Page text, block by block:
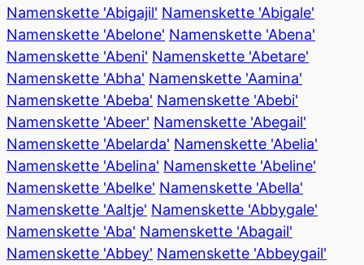
Namenskette 'Abigajil' Namenskette 'Abigale'
Namenskette 'Abelone' Namenskette 'Abena'
Namenskette 'Abeni' Namenskette 'Abetare'
Namenskette 'Abha' Namenskette 'Aamina'
Namenskette 'Abeba' Namenskette 'Abebi'
Namenskette 'Abeer' Namenskette 'Abegail'
Namenskette 'Abelarda' Namenskette 'Abelia'
Namenskette 'Abelina' Namenskette 'Abeline'
Namenskette 'Abelke' Namenskette 'Abella'
Namenskette 'Aaltje' Namenskette 'Abbygale'
Namenskette 'Aba' Namenskette 'Abagail'
Namenskette 'Abbey' Namenskette 'Abbeygail'